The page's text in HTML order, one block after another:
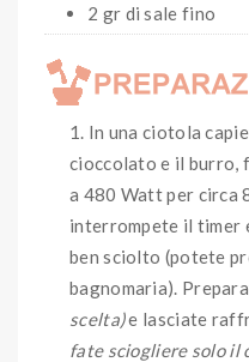
2 gr di sale fino
In una ciotola
cioccolato e il burro,
a 480 Watt per circa
interrompete il timer
ben sciolto (potete
bagnomaria).
scelta)e lasciate
fate sciogliere solo il